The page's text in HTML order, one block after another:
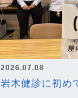
2026.07.08
岩木健診に初め